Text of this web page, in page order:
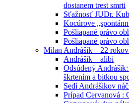
dostanem trest smrti
Sťažnosť JUDr.
Kocúrove
Pošliapané právo
Pošliapané právo
Milan Andrášik – 22
Andrášik – alibi
Odsúdený
škrtením a bitkou
Sedí Andrášikov
Prípad Cervanová :